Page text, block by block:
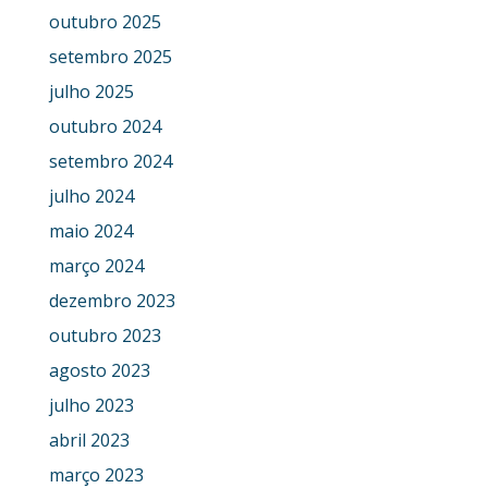
outubro 2025
setembro 2025
julho 2025
outubro 2024
setembro 2024
julho 2024
maio 2024
março 2024
dezembro 2023
outubro 2023
agosto 2023
julho 2023
abril 2023
março 2023